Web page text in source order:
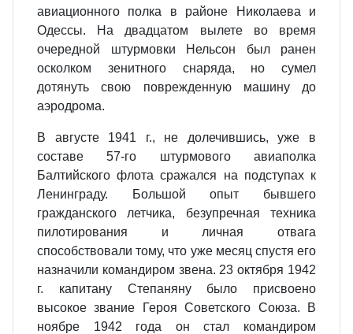
авиационного полка в районе Николаева и
Одессы. На двадцатом вылете во время
очередной штурмовки Нельсон был ранен
осколком зенитного снаряда, но сумел
дотянуть свою поврежденную машину до
аэродрома.
В августе 1941 г., не долечившись, уже в
составе 57-го штурмового авиаполка
Балтийского флота сражался на подступах к
Ленинграду. Большой опыт бывшего
гражданского летчика, безупречная техника
пилотирования и личная отвага
способствовали тому, что уже месяц спустя его
назначили командиром звена. 23 октября 1942
г. капитану Степаняну было присвоено
высокое звание Героя Советского Союза. В
ноябре 1942 года он стал командиром